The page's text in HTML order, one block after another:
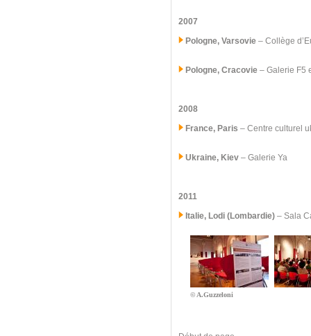
2007
Pologne, Varsovie – Collège
Pologne, Cracovie – Galerie F5
2008
France, Paris – Centre culturel
Ukraine, Kiev – Galerie Ya
2011
Italie, Lodi (Lombardie) – Sala
© A.Guzzeloni